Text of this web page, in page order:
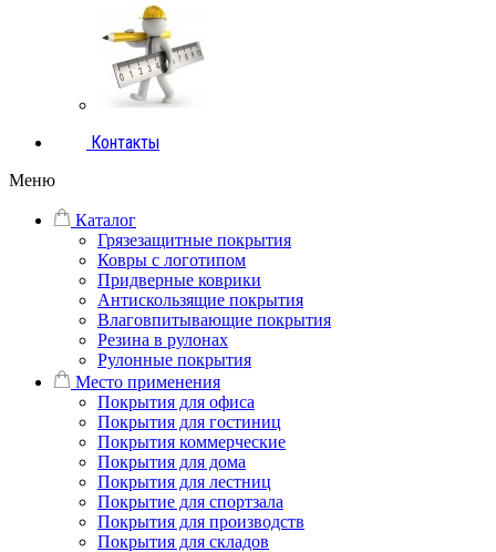
Контакты
Меню
Каталог
Грязезащитные покрытия
Ковры с логотипом
Придверные коврики
Антискользящие покрытия
Влаговпитывающие покрытия
Резина в рулонах
Рулонные покрытия
Место применения
Покрытия для офиса
Покрытия для гостиниц
Покрытия коммерческие
Покрытия для дома
Покрытия для лестниц
Покрытие для спортзала
Покрытия для производств
Покрытия для складов